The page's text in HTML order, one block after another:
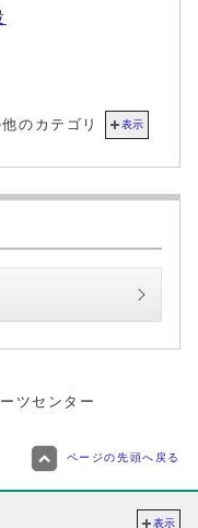
のカテゴリ 表示
ツセンター
ページの先頭へ戻る
表示